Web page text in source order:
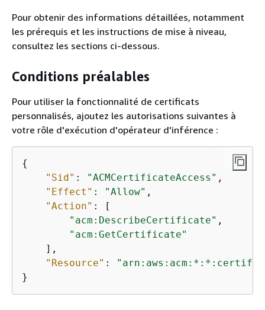
Pour obtenir des informations détaillées, notamment
les prérequis et les instructions de mise à niveau,
consultez les sections ci-dessous.
Conditions préalables
Pour utiliser la fonctionnalité de certificats
personnalisés, ajoutez les autorisations suivantes à
votre rôle d'exécution d'opérateur d'inférence :
{
"Sid" : "ACMCertificateAccess" ,
"Effect" : "Allow" ,
"Action" : [
"acm:DescribeCertificate" ,
"acm:GetCertificate"
    ],
"Resource" :
}